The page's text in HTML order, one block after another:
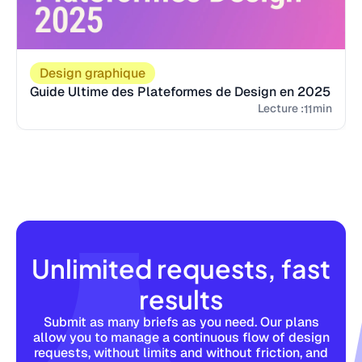
Design graphique
Guide Ultime des Plateformes de Design en 2025
Lecture :11min
Unlimited requests, fast
results
Submit as many briefs as you need. Our plans
allow you to manage a continuous flow of design
requests, without limits and without friction, and